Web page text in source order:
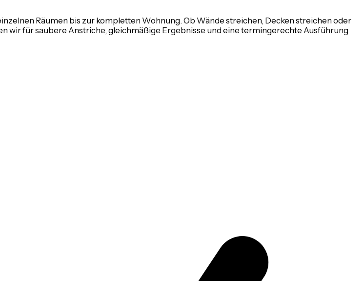
Räumen bis zur kompletten Wohnung. Ob Wände streichen, Decken streichen oder
wir für saubere Anstriche, gleichmäßige Ergebnisse und eine termingerechte Ausführung